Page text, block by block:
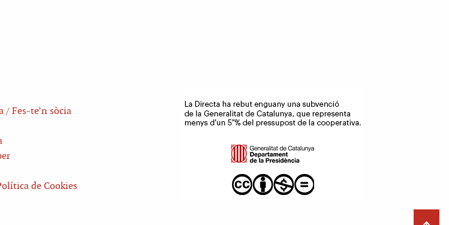
/ Fes-te’n sòcia
de Cookies